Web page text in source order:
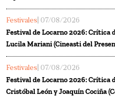
Festivales | 07/08/2026
Festival de Locarno 2026: Crítica
Lucila Mariani (Cineasti del
Festivales | 07/08/2026
Festival de Locarno 2026: Crítica
Cristóbal León y Joaquín Cociña